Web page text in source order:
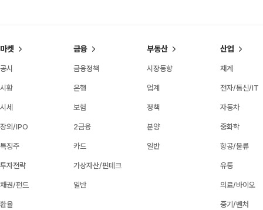
마켓
공시
시황
시세
장외/IPO
특징주
투자전략
채권/펀드
환율
금융
금융정책
은행
보험
2금융
카드
가상자산/핀테크
일반
부동산
시장동향
업계
정책
분양
일반
산업
재계
전자/통신/IT
자동차
중화학
항공/물류
유통
의료/바이오
중기/벤처